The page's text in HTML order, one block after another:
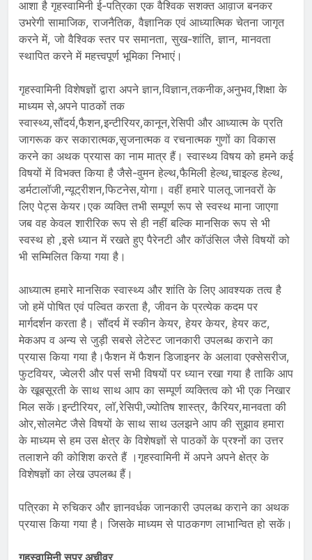
आशा है गृहस्वामिनी ई-पत्रिका एक वैश्विक सशक्त आव़ाज बनकर
उभरेगी सामाजिक, राजनैतिक, वैज्ञानिक एवं आध्यात्मिक चेतना जागृत
करने में, जो वैश्विक स्तर पर समानता, सुख-शांति, ज्ञान, मानवता
स्थापित करने में महत्त्वपूर्ण भूमिका निभाएं।
गृहस्वामिनी विशेषज्ञों द्वारा अपने ज्ञान,विज्ञान,तकनीक,अनुभव,शिक्षा के
माध्यम से,अपने पाठकों तक
स्वास्थ्य,सौंदर्य,फैशन,इन्टीरियर,कानून,रेसिपी और आध्यात्म के प्रति
जागरूक कर सकारात्मक,सृजनात्मक व रचनात्मक गुणों का विकास
करने का अथक प्रयास का नाम मात्र हैं। स्वास्थ्य विषय को हमने कई
विषयों में विभक्त किया है जैसे-वुमन हेल्थ,फैमिली हेल्थ,चाइल्ड हेल्थ,
डर्मटालॉजी,न्यूट्रीशन,फिटनेस,योगा। वहीं हमारे पालतू जानवरों के
लिए पेट्स केयर।एक व्यक्ति तभी सम्पूर्ण रूप से स्वस्थ माना जाएगा
जब वह केवल शारीरिक रूप से ही नहीं बल्कि मानसिक रूप से भी
स्वस्थ हो ,इसे ध्यान में रखते हुए पैरेनटी और कॉउंसिल जैसे विषयों को
भी सम्मिलित किया गया है।
आध्यात्म हमारे मानसिक स्वास्थ्य और शांति के लिए आवश्यक तत्व है
जो हमें पोषित एवं पल्वित करता है, जीवन के प्रत्येक कदम पर
मार्गदर्शन करता है। सौंदर्य में स्कीन केयर, हेयर केयर, हेयर कट,
मेकअप व अन्य से जुड़ी सबसे लेटेस्ट जानकारी उपलब्ध कराने का
प्रयास किया गया है।फैशन में फैशन डिजाइनर के अलावा एक्सेसरीज,
फुटवियर, ज्वेलरी और पर्स सभी विषयों पर ध्यान रखा गया है ताकि आप
के खूबसूरती के साथ साथ आप का सम्पूर्ण व्यक्तित्व को भी एक निखार
मिल सकें।इन्टीरियर, लॉ,रेसिपी,ज्योतिष शास्त्र, कैरियर,मानवता की
ओर,सोलमेट जैसे विषयों के साथ साथ उलझने आप की सुझाव हमारा
के माध्यम से हम उस क्षेत्र के विशेषज्ञों से पाठकों के प्रश्नों का उत्तर
तलाशने की कोशिश करते हैं ।गृहस्वामिनी में अपने अपने क्षेत्र के
विशेषज्ञों का लेख उपलब्ध हैं।
पत्रिका मे रुचिकर और ज्ञानवर्धक जानकारी उपलब्ध कराने का अथक
प्रयास किया गया है। जिसके माध्यम से पाठकगण लाभान्वित हो सकें।